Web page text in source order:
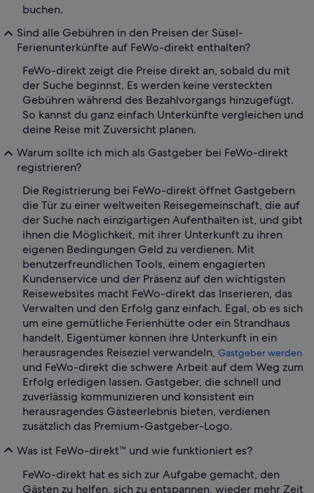
buchen.
Sind alle Gebühren in den Preisen der Süsel-
Ferienunterkünfte auf FeWo-direkt enthalten?
FeWo-direkt zeigt die Preise direkt an, sobald du mit
der Suche beginnst. Es werden keine versteckten
Gebühren während des Bezahlvorgangs hinzugefügt.
So kannst du ganz einfach Unterkünfte vergleichen und
deine Reise mit Zuversicht planen.
Warum sollte ich mich als Gastgeber bei FeWo-direkt
registrieren?
Die Registrierung bei FeWo-direkt öffnet Gastgebern
die Tür zu einer weltweiten Reisegemeinschaft, die auf
der Suche nach einzigartigen Aufenthalten ist, und gibt
ihnen die Möglichkeit, mit ihrer Unterkunft zu ihren
eigenen Bedingungen Geld zu verdienen. Mit
benutzerfreundlichen Tools, einem engagierten
Kundenservice und der Präsenz auf den wichtigsten
Reisewebsites macht FeWo-direkt das Inserieren, das
Verwalten und den Erfolg ganz einfach. Egal, ob es sich
um eine gemütliche Ferienhütte oder ein Strandhaus
handelt, Eigentümer können ihre Unterkunft in ein
herausragendes Reiseziel verwandeln, Gastgeber werden
und FeWo-direkt die schwere Arbeit auf dem Weg zum
Erfolg erledigen lassen. Gastgeber, die schnell und
zuverlässig kommunizieren und konsistent ein
herausragendes Gästeerlebnis bieten, verdienen
zusätzlich das Premium-Gastgeber-Logo.
Was ist FeWo-direkt™ und wie funktioniert es?
FeWo-direkt hat es sich zur Aufgabe gemacht, den
Gästen zu helfen, sich zu entspannen, wieder mehr Zeit